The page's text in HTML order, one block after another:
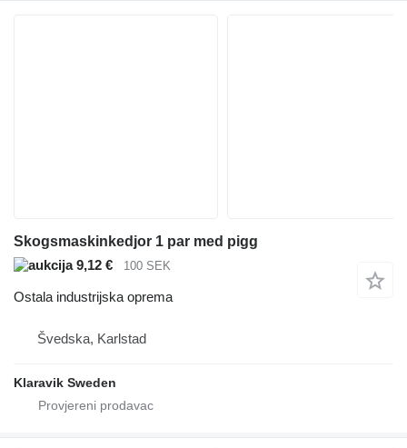
Skogsmaskinkedjor 1 par med pigg
9,12 €
100 SEK
Ostala industrijska oprema
Švedska, Karlstad
Klaravik Sweden